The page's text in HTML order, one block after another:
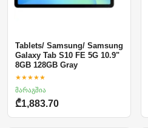
Tablets/ Samsung/ Samsung
Galaxy Tab S10 FE 5G 10.9"
8GB 128GB Gray
★★★★★
მარაგშია
₾1,883.70